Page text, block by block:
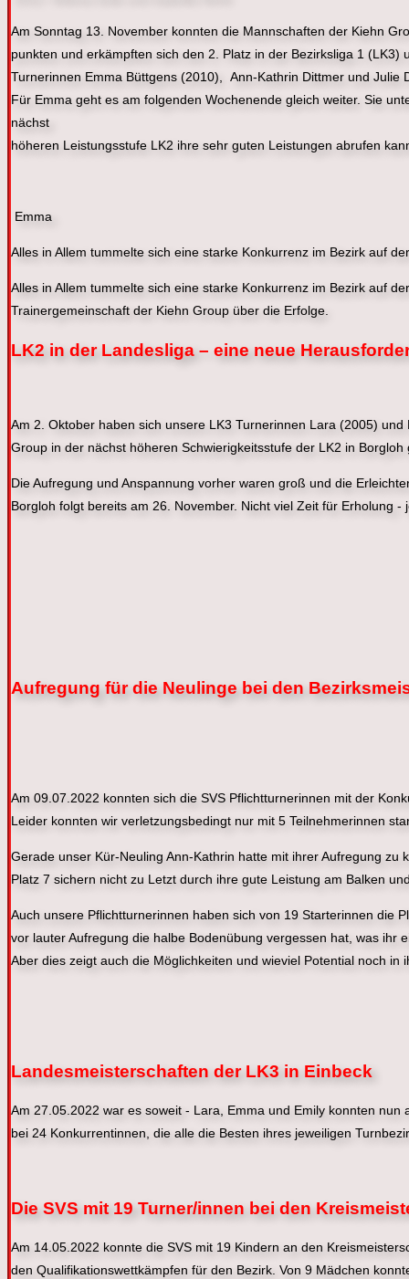
Am Sonntag 13. November konnten die Mannschaften der Kiehn
punkten und erkämpften sich den 2. Platz in der Bezirksliga 1
Turnerinnen Emma Büttgens (2010), Ann-Kathrin Dittmer und
Für Emma geht es am folgenden Wochenende gleich weiter. Sie
nächst
höheren Leistungsstufe LK2 ihre sehr guten Leistungen abrufen
Emma
Alles in Allem tummelte sich eine starke Konkurrenz im Bezirk auf der
Alles in Allem tummelte sich eine starke Konkurrenz im Bezirk auf
Trainergemeinschaft der Kiehn Group über die Erfolge.
LK2 in der Landesliga – eine neue
Am 2. Oktober haben sich unsere LK3 Turnerinnen Lara (2005) und
Group in der nächst höheren Schwierigkeitsstufe der LK2 in
Die Aufregung und Anspannung vorher waren groß und die
Borgloh folgt bereits am 26. November. Nicht viel Zeit für Erholung -
Aufregung für die Neulinge bei den
Am 09.07.2022 konnten sich die SVS Pflichtturnerinnen mit der
Leider konnten wir verletzungsbedingt nur mit 5 Teilnehmerinnen
Gerade unser Kür-Neuling Ann-Kathrin hatte mit ihrer Aufregung
Platz 7 sichern nicht zu Letzt durch ihre gute Leistung am Balken
Auch unsere Pflichtturnerinnen haben sich von 19 Starterinnen die
vor lauter Aufregung die halbe Bodenübung vergessen hat, was ihr
Aber dies zeigt auch die Möglichkeiten und wieviel Potential noch in
Landesmeisterschaften der LK3 in Einbec k
Am 27.05.2022 war es soweit - Lara, Emma und Emily konnten
bei 24 Konkurrentinnen, die alle die Besten ihres jeweiligen
Die SVS mit 19 Turner/innen bei den
Am 14.05.2022 konnte die SVS mit 19 Kindern an den
den Qualifikationswettkämpfen für den Bezirk. Von 9 Mädchen